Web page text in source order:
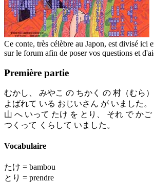
Ce conte, très célèbre au Japon, est divisé
sur le forum afin de poser vos questions et
Première partie
むかし、 みやこ の ちかく の 村（むら
よばれて いる おじいさん が いました。
山 へ いって たけ を とり、 それ で か
つくって くらして いました。
Vocabulaire
たけ = bambou
とり = prendre